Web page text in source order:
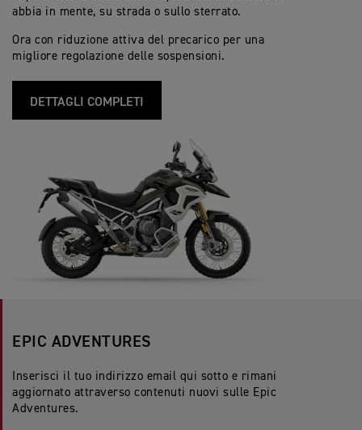
abbia in mente, su strada o sullo sterrato.
Ora con riduzione attiva del precarico per una
migliore regolazione delle sospensioni.
DETTAGLI COMPLETI
EPIC ADVENTURES
Inserisci il tuo indirizzo email qui sotto e rimani
aggiornato attraverso contenuti nuovi sulle Epic
Adventures.